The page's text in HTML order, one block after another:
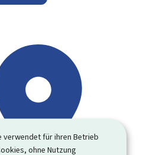
verwendet für ihren Betrieb
ohne Nutzung